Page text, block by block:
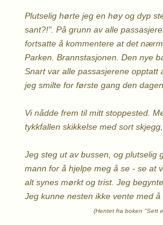
Plutselig hørte jeg en høy og dyp
sant?!". På grunn av alle
fortsatte å kommentere at det
Parken. Brannstasjonen. Den nye
Snart var alle passasjerene opptatt
jeg smilte for første gang den
Vi nådde frem til mitt stoppested.
tykkfallen skikkelse med sort
Jeg steg ut av bussen, og plutselig
mann for å hjelpe meg å se - se at
alt synes mørkt og trist. Jeg
Jeg kunne nesten ikke vente med
(Hentet fra boken "Sett en nellik i